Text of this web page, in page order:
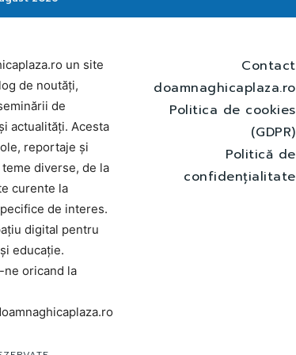
un site
de noutăți,
de
actualități. Acesta
reportaje și
diverse, de la
curente la
de interes.
digital pentru
educație.
ne oricand la
Contact
doamnaghicaplaza.ro
Politica de cookies
(GDPR)
Politică de
confidențialitate